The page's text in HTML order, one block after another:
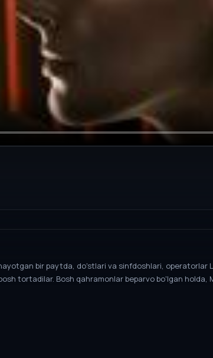
bir paytda, do'stlari va sinfdoshlari, operatorlar
tortadilar. Bosh qahramonlar beparvo bo'lgan holda,